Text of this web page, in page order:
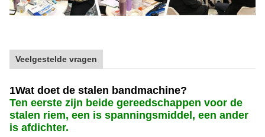
Veelgestelde vragen
1Wat doet de stalen bandmachine?
Ten eerste zijn beide gereedschappen voor de
stalen riem, een is spanningsmiddel, een ander
is afdichter.